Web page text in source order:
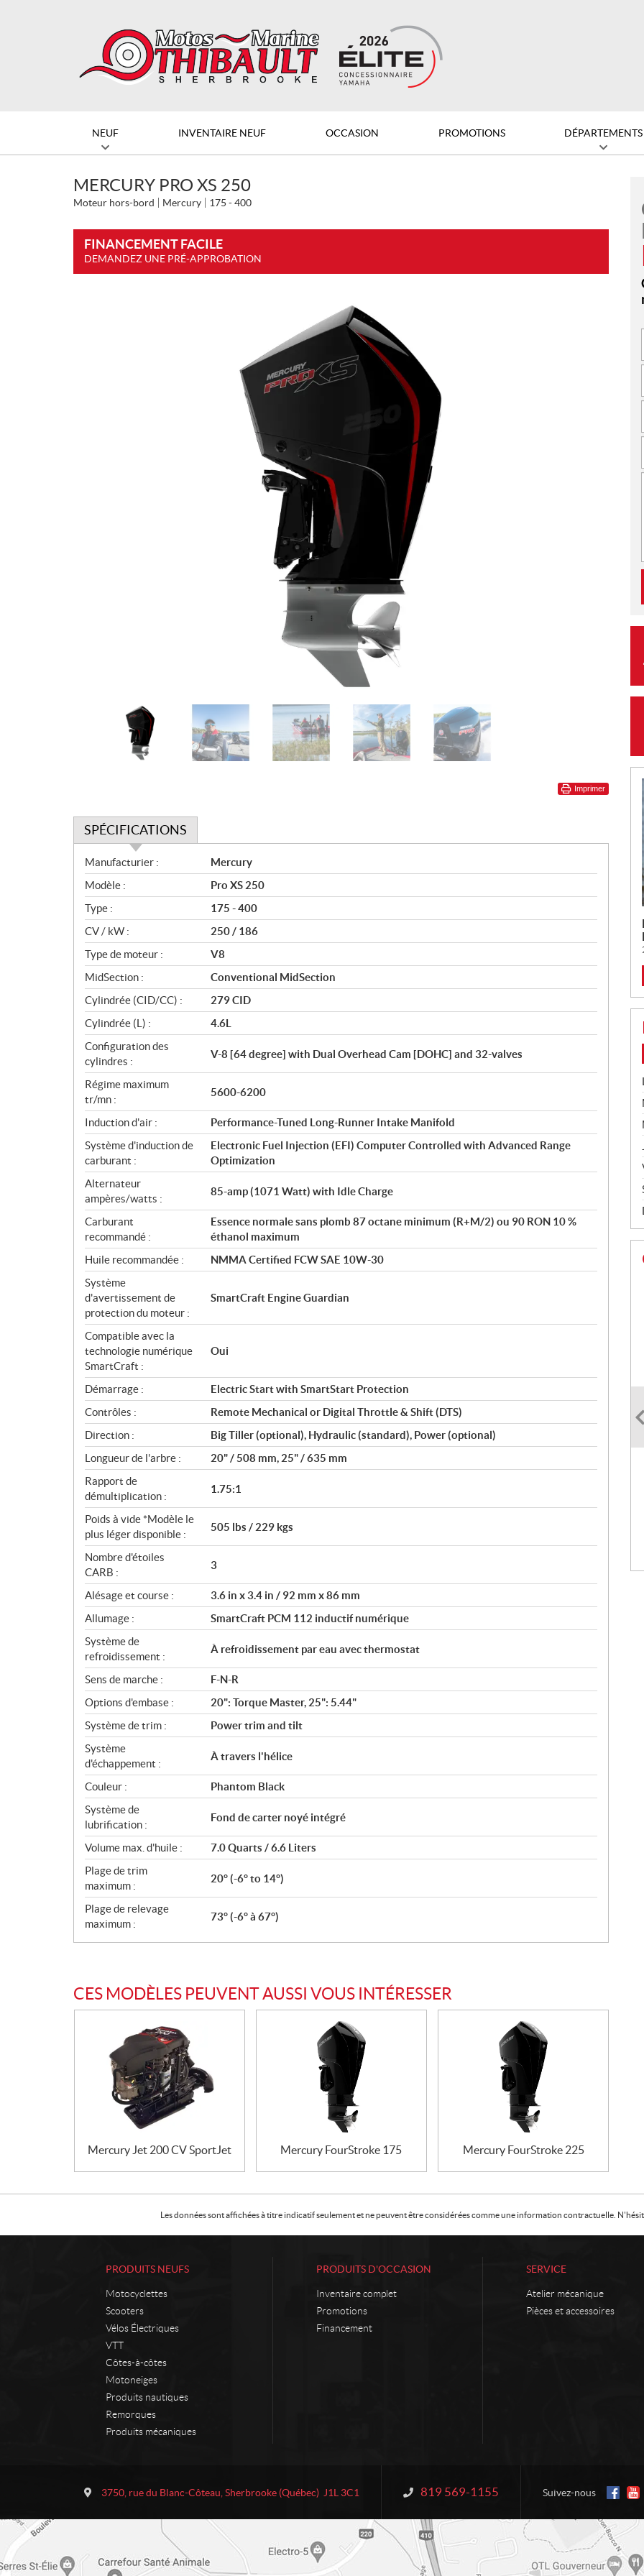
NEUF INVENTAIRE NEUF OCCASION PROMOTIONS DÉPARTEMENTS
MERCURY PRO XS 250
Moteur hors-bord Mercury 175 - 400
FINANCEMENT FACILE
DEMANDEZ UNE PRÉ-APPROBATION
Imprimer
SPÉCIFICATIONS
S
p
é
c
i
f
i
c
a
t
i
o
n
s
Manufacturier :
Mercury
Modèle :
Pro XS 250
Type :
175 - 400
CV / kW :
250 / 186
Type de moteur :
V8
MidSection :
Conventional MidSection
Cylindrée (CID/CC) :
279 CID
Cylindrée (L) :
4.6L
Configuration des
cylindres :
V-8 [64 degree] with Dual Overhead Cam [DOHC] and 32-valves
Régime maximum
tr/mn :
5600-6200
Induction d'air :
Performance-Tuned Long-Runner Intake Manifold
Système d'induction de
carburant :
Electronic Fuel Injection (EFI) Computer Controlled with Advanced Range
Optimization
Alternateur
ampères/watts :
85-amp (1071 Watt) with Idle Charge
Carburant
recommandé :
Essence normale sans plomb 87 octane minimum (R+M/2) ou 90 RON 10 %
éthanol maximum
Huile recommandée :
NMMA Certified FCW SAE 10W-30
Système
d'avertissement de
protection du moteur :
SmartCraft Engine Guardian
Compatible avec la
technologie numérique
SmartCraft :
Oui
Démarrage :
Electric Start with SmartStart Protection
Contrôles :
Remote Mechanical or Digital Throttle & Shift (DTS)
Direction :
Big Tiller (optional), Hydraulic (standard), Power (optional)
Longueur de l'arbre :
20" / 508 mm, 25" / 635 mm
Rapport de
démultiplication :
1.75:1
Poids à vide *Modèle le
plus léger disponible :
505 lbs / 229 kgs
Nombre d'étoiles
CARB :
3
Alésage et course :
3.6 in x 3.4 in / 92 mm x 86 mm
Allumage :
SmartCraft PCM 112 inductif numérique
Système de
refroidissement :
À refroidissement par eau avec thermostat
Sens de marche :
F-N-R
Options d'embase :
20": Torque Master, 25": 5.44"
Système de trim :
Power trim and tilt
Système
d'échappement :
À travers l'hélice
Couleur :
Phantom Black
Système de
lubrification :
Fond de carter noyé intégré
Volume max. d'huile :
7.0 Quarts / 6.6 Liters
Plage de trim
maximum :
20° (-6° to 14°)
Plage de relevage
maximum :
73° (-6° à 67°)
CES MODÈLES PEUVENT AUSSI VOUS INTÉRESSER
Mercury Jet 200 CV SportJet Mercury FourStroke 175 Mercury FourStroke 225
Les données sont affichées à titre indicatif seulement et ne peuvent être considérées comme une information contractuelle.
PRODUITS NEUFS
Motocyclettes
Scooters
Vélos Électriques
VTT
Côtes-à-côtes
Motoneiges
Produits nautiques
Remorques
Produits mécaniques
PRODUITS D'OCCASION
Inventaire complet
Promotions
Financement
SERVICE
Atelier mécanique
Pièces et accessoires
t
c
t
o
T
h
3750, rue du Blanc-Côteau Sherbrooke (Québec) J1L 3C1 Information :
819 569-1155 Suivez-nous